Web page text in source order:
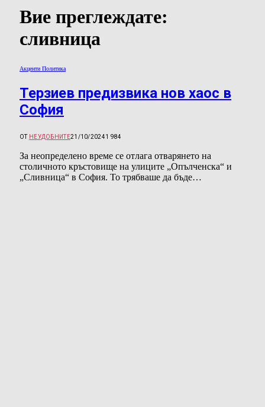
Вие преглеждате:
сливница
Акценти Политика
Терзиев предизвика нов хаос в
София
ОТ НЕУДОБНИТЕ21/10/20241 984
За неопределено време се отлага отварянето на
столичното кръстовище на улиците „Опълченска“ и
„Сливница“ в София. То трябваше да бъде…